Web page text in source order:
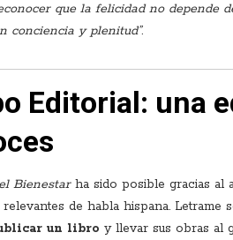
que la felicidad no depende
conciencia y plenitud”.
Editorial: una
Bienestarha sido posible gracias al
de habla hispana.
un libro y llevar sus obras al